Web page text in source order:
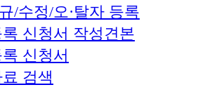
/수정/오·탈자 등록
신청서 작성견본
신청서
검색